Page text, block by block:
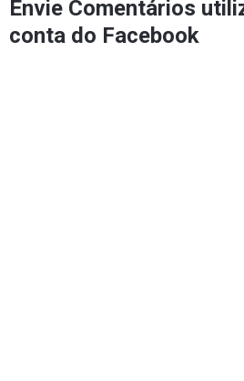
Envie Comentários
conta do Facebook